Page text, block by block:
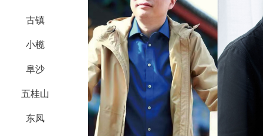
古镇
小榄
阜沙
五桂山
东凤